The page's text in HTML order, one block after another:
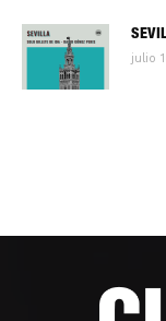
julio